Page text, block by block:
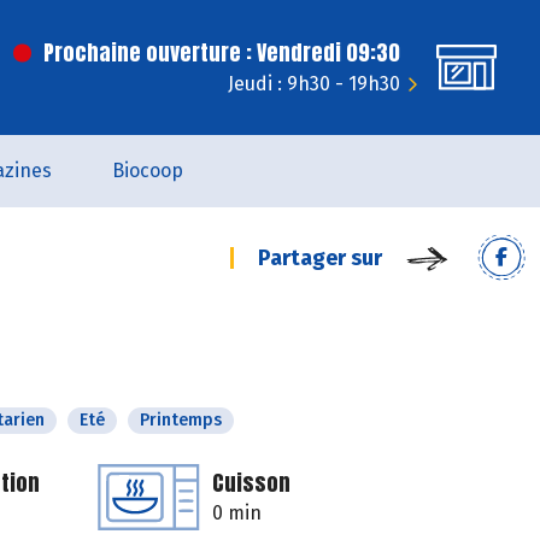
Prochaine ouverture : Vendredi 09:30
Jeudi : 9h30 - 19h30
Biocoop
Partager sur
Eté Printemps
Cuisson
0 min